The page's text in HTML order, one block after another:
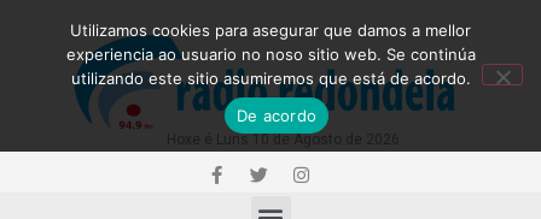
Utilizamos cookies para asegurar que damos a mellor
experiencia ao usuario no noso sitio web. Se continúa
utilizando este sitio asumiremos que está de acordo.
De acordo